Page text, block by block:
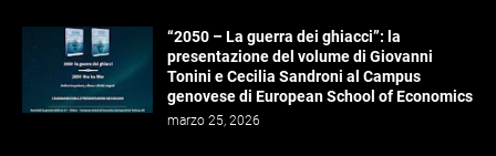
“2050 – La guerra dei ghiacci”: la
presentazione del volume di Giovanni
Tonini e Cecilia Sandroni al Campus
genovese di European School of Economics
marzo 25, 2026